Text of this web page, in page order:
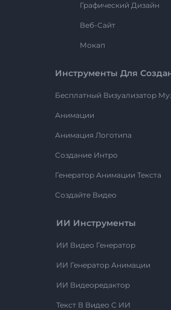
Графический Дизайн
Веб-Сайт
Мокап
Инструменты Для
Бесплатный Визуализатор
Анимации
Анимация Логотипа
Создание Интро
Генератор Анимации Текста
Создайте Видео
ИИ Инструменты
ИИ Видео Генератор
ИИ Генератор Анимации
ИИ Видеоредактор
Текст В Видео С ИИ